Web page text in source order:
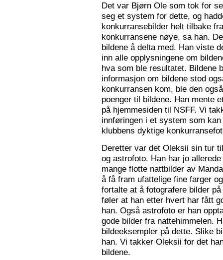
Det var Bjørn Ole som tok for
seg et system for dette, og
konkurransebilder helt tilbake
konkurransene nøye, sa han.
bildene å delta med. Han viste
inn alle opplysningene om
hva som ble resultatet. Bildene
informasjon om bildene stod
konkurransen kom, ble den
poenger til bildene. Han mente
på hjemmesiden til NSFF. Vi
innføringen i et system som
klubbens dyktige
Deretter var det Oleksii sin tur
og astrofoto. Han har jo
mange flotte nattbilder av
å få fram ufattelige fine farger
fortalte at å fotografere bilder
føler at han etter hvert har fått
han. Også astrofoto er han
gode bilder fra nattehimmelen.
bildeeksempler på dette. Slike
han. Vi takker Oleksii for det
bildene.